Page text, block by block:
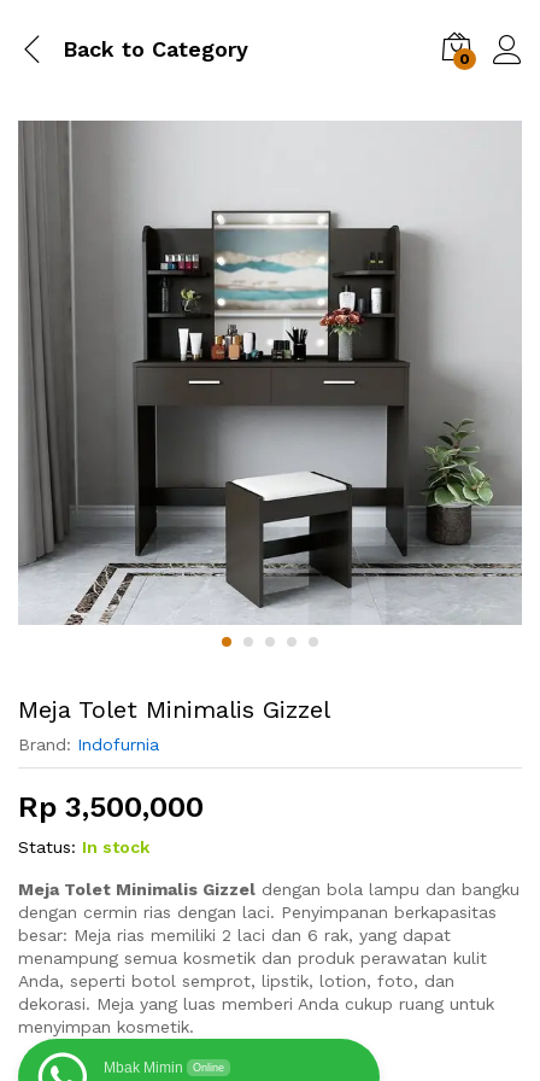
Back to Category 0
Meja Tolet Minimalis Gizzel
Brand: Indofurnia
Rp 3,500,000
Status: In stock
Meja Tolet Minimalis Gizzel dengan bola lampu dan bangku
dengan cermin rias dengan laci. Penyimpanan berkapasitas
besar: Meja rias memiliki 2 laci dan 6 rak, yang dapat
menampung semua kosmetik dan produk perawatan kulit
Anda, seperti botol semprot, lipstik, lotion, foto, dan
dekorasi. Meja yang luas memberi Anda cukup ruang untuk
menyimpan kosmetik.
Mbak Mimin Online